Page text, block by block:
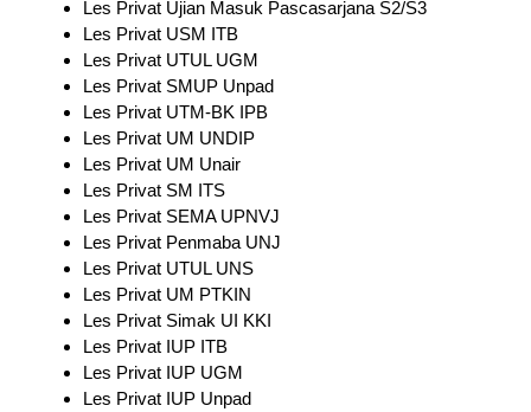
Les Privat Ujian Masuk Pascasarjana S2/S3
Les Privat USM ITB
Les Privat UTUL UGM
Les Privat SMUP Unpad
Les Privat UTM-BK IPB
Les Privat UM UNDIP
Les Privat UM Unair
Les Privat SM ITS
Les Privat SEMA UPNVJ
Les Privat Penmaba UNJ
Les Privat UTUL UNS
Les Privat UM PTKIN
Les Privat Simak UI KKI
Les Privat IUP ITB
Les Privat IUP UGM
Les Privat IUP Unpad